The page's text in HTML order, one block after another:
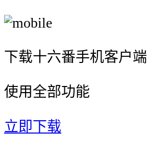
下载十六番手机客户端
使用全部功能
立即下载